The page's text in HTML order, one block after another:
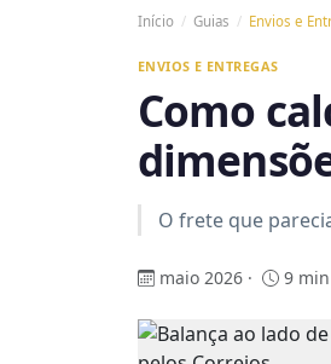
Início Guias Envios e
ENVIOS E ENTREGAS
Como
O frete que
maio 2026 · 9